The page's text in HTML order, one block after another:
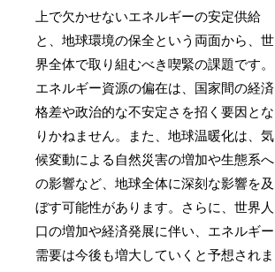
上で欠かせないエネルギーの安定供給
と、地球環境の保全という両面から、世
界全体で取り組むべき喫緊の課題です。
エネルギー資源の偏在は、国家間の経済
格差や政治的な不安定さを招く要因とな
りかねません。また、地球温暖化は、気
候変動による自然災害の増加や生態系へ
の影響など、地球全体に深刻な影響を及
ぼす可能性があります。さらに、世界人
口の増加や経済発展に伴い、エネルギー
需要は今後も増大していくと予想されま